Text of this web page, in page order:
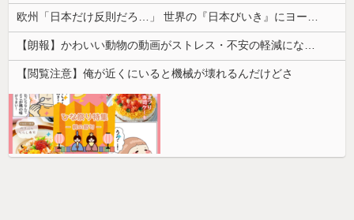
欧州「日本だけ反則だろ…」 世界の『日本びいき』にヨーロッパ全土から不満の声
【朗報】かわいい動物の動画がストレス・不安の軽減になる可能性。英大学の研究で実証
【閲覧注意】俺が近くにいると機械が壊れるんだけどさ